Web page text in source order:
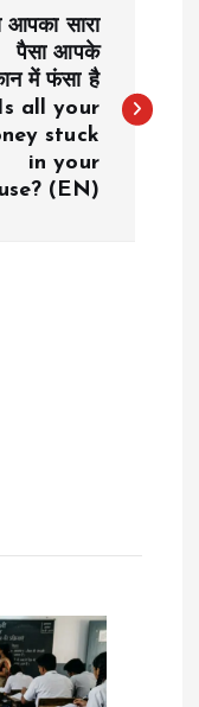
आपका सारा
पैसा आपके
में फंसा है
all your
stuck
in your
(EN)